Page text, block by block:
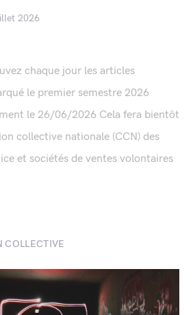
2026
chaque jour les articles
le premier semestre 2026
le 26/06/2026 Cela fera bientôt
collective nationale (CCN) des
et sociétés de ventes volontaires
COLLECTIVE